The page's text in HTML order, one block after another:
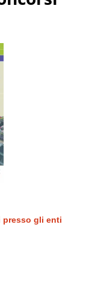
presso gli enti